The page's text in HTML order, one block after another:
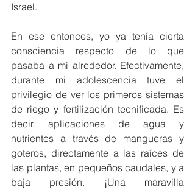
Israel.
En ese entonces, yo ya tenía cierta
consciencia respecto de lo que
pasaba a mi alrededor. Efectivamente,
durante mi adolescencia tuve el
privilegio de ver los primeros sistemas
de riego y fertilización tecnificada. Es
decir, aplicaciones de agua y
nutrientes a través de mangueras y
goteros, directamente a las raíces de
las plantas, en pequeños caudales, y a
baja presión. ¡Una maravilla